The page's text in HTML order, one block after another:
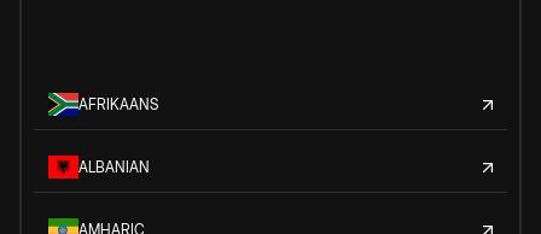
AFRIKAANS
ALBANIAN
AMHARIC